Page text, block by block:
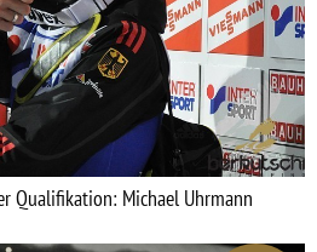
Qualifikation: Michael Uhrmann